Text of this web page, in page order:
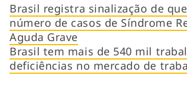
Brasil registra sinalização de
número de casos de Síndrome
Aguda Grave
Brasil tem mais de 540 mil
deficiências no mercado de